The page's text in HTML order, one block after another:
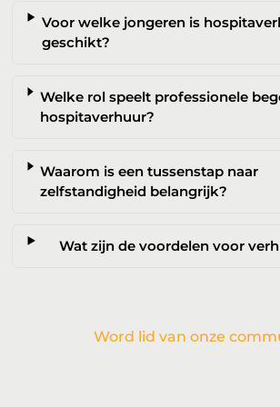
Voor welke jongeren is
geschikt?
Welke rol speelt professionele
hospitaverhuur?
Waarom is een tussenstap naar
zelfstandigheid belangrijk?
Wat zijn de voordelen voor
Word lid van onze